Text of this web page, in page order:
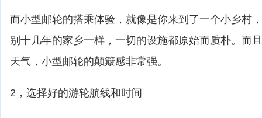
而小型邮轮的搭乘体验，就像是你来到了一个小乡村
别十几年的家乡一样，一切的设施都原始而质朴。而
天气，小型邮轮的颠簸感非常强。
2，选择好的游轮航线和时间